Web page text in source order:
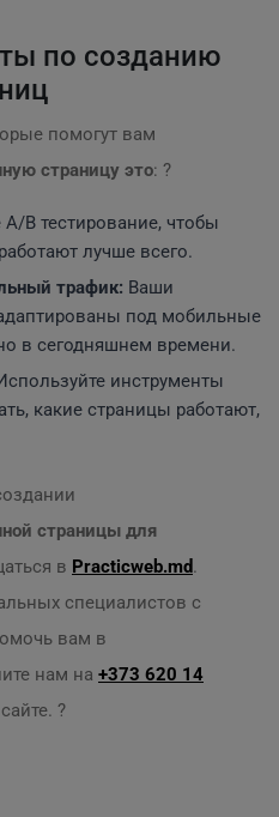
по созданию
помогут вам
страницу это: ?
A/B тестирование, чтобы
лучше всего.
трафик: Ваши
под мобильные
в сегодняшнем времени.
инструменты
какие страницы работают,
страницы для
в Practicweb.md.
специалистов с
вам в
нам на +373 620 14
?